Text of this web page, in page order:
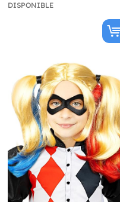
DISPONIBLE